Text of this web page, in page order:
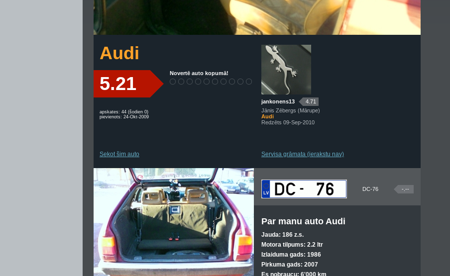
Audi
5.21 Novertē auto kopumā!
apskates: 44 (šodien 0)
pievienots: 24-Okt-2009
Sekot šim auto
jankonens13
4.71
Jānis Zēbergs (Mārupe)
Audi
Redzēts 09-Sep-2010
Servisa grāmata (ierakstu nav)
DC-76 -.--
Par manu auto Audi
Jauda: 186 z.s.
Motora tilpums: 2.2 ltr
Izlaiduma gads: 1986
Pirkuma gads: 2007
Es nobraucu: 6'000 km